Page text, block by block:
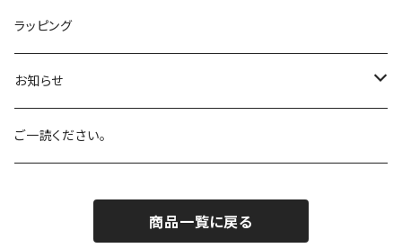
オレンジ
ホワイト
バイオレット
Azul Elysium
Aqua
Celestial Gold
Celestial Heart
サンストーン
ルチルクォーツ
アーカンソー産スモーキークォーツ
ピンクトルマリン
ラッピング
お知らせ
SALE!
ご一読ください。
商品一覧に戻る